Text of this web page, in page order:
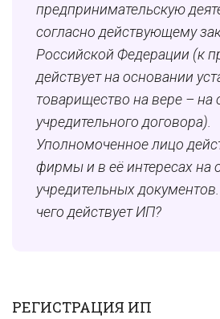
предпринимательскую
согласно действующему
Российской Федерации (к
действует на основании
товарищество на вере – на
учредительного договора).
Уполномоченное лицо
фирмы и в её интересах на
учредительных
чего действует ИП?
РЕГИСТРАЦИЯ ИП